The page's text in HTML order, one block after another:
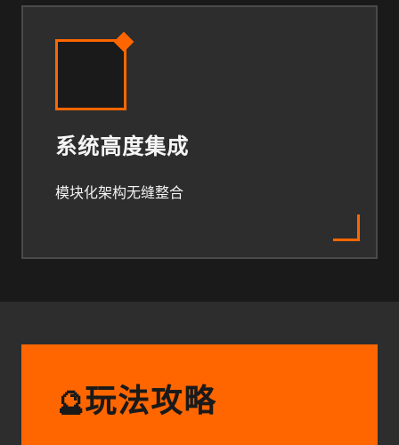
系统高度集成
模块化架构无缝整合
🔮玩法攻略